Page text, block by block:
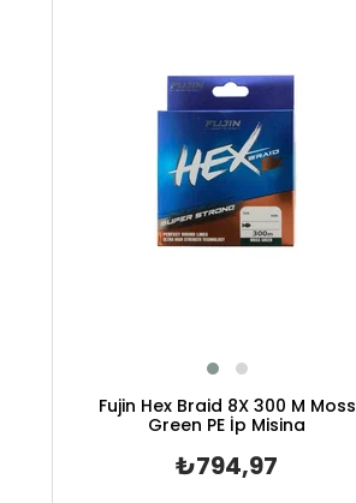
Fujin Hex Braid 8X 300 M Moss
Green PE İp Misina
₺794,97